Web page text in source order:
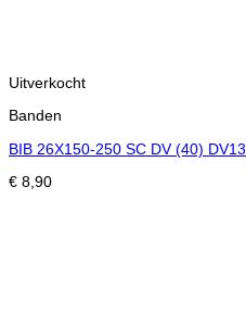
Uitverkocht
Banden
BIB 26X150-250 SC DV (40) DV13
€ 8,90